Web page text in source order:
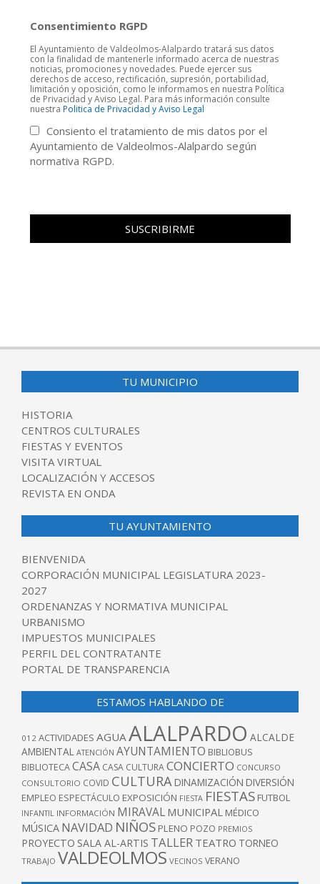
Consentimiento RGPD
El Ayuntamiento de Valdeolmos-Alalpardo tratará sus datos
con la finalidad de mantenerle informado acerca de nuestras
noticias, promociones y novedades. Puede ejercer sus
derechos de acceso, rectificación, supresión, portabilidad,
limitación y oposición, como le informamos en nuestra Política
de Privacidad y Aviso Legal. Para más información consulte
nuestra Politica de Privacidad y Aviso Legal
Consiento el tratamiento de mis datos por el
Ayuntamiento de Valdeolmos-Alalpardo según
normativa RGPD.
TU MUNICIPIO
HISTORIA
CENTROS CULTURALES
FIESTAS Y EVENTOS
VISITA VIRTUAL
LOCALIZACIÓN Y ACCESOS
REVISTA EN ONDA
TU AYUNTAMIENTO
BIENVENIDA
CORPORACIÓN MUNICIPAL LEGISLATURA 2023-
2027
ORDENANZAS Y NORMATIVA MUNICIPAL
URBANISMO
IMPUESTOS MUNICIPALES
PERFIL DEL CONTRATANTE
PORTAL DE TRANSPARENCIA
ESTAMOS HABLANDO DE
012 ACTIVIDADES AGUA ALALPARDO ALCALDE
AMBIENTAL ATENCIÓN AYUNTAMIENTO BIBLIOBUS
BIBLIOTECACASA CASA CULTURACONCIERTO CONCURSO
CONSULTORIO COVID CULTURA DINAMIZACIÓN DIVERSIÓN
EMPLEO ESPECTÁCULO EXPOSICIÓN FIESTA FIESTAS FUTBOL
INFANTIL INFORMACIÓN MIRAVAL MUNICIPAL MÉDICO
MÚSICA NAVIDAD NIÑOS PLENO POZO PREMIOS
PROYECTO SALA AL-ARTIS TALLER TEATRO TORNEO
TRABAJO VALDEOLMOS VECINOS VERANO